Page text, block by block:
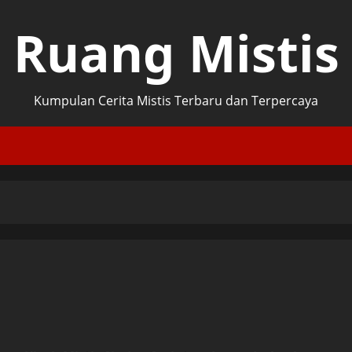
Ruang Mistis
Kumpulan Cerita Mistis Terbaru dan Terpercaya